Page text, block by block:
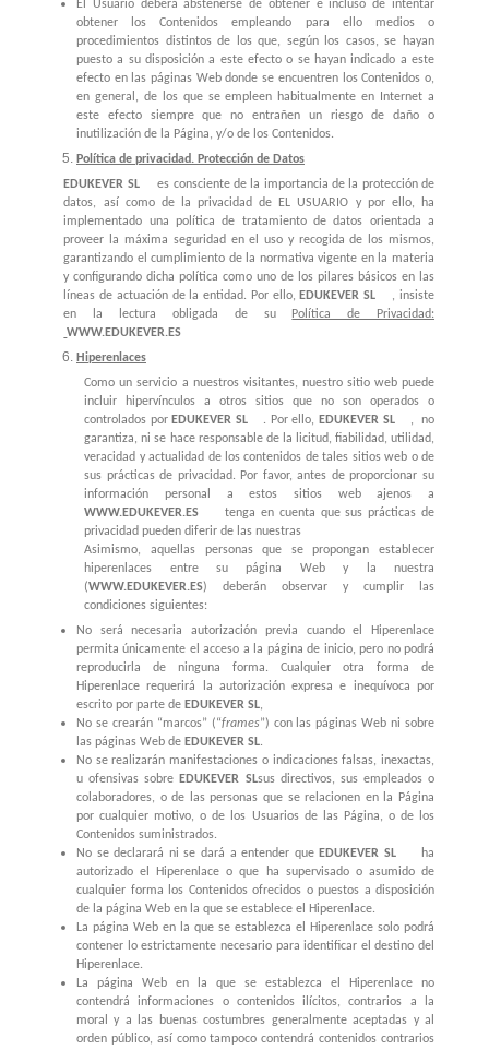
El Usuario deberá abstenerse de obtener e incluso de intentar
obtener los Contenidos empleando para ello medios o
procedimientos distintos de los que, según los casos, se hayan
puesto a su disposición a este efecto o se hayan indicado a este
efecto en las páginas Web donde se encuentren los Contenidos o,
en general, de los que se empleen habitualmente en Internet a
este efecto siempre que no entrañen un riesgo de daño o
inutilización de la Página, y/o de los Contenidos.
Política de privacidad. Protección de Datos
EDUKEVER SL
es consciente de la importancia de la protección de
datos, así como de la privacidad de EL USUARIO y por ello, ha
implementado una política de tratamiento de datos orientada a
proveer la máxima seguridad en el uso y recogida de los mismos,
garantizando el cumplimiento de la normativa vigente en la materia
y configurando dicha política como uno de los pilares básicos en las
líneas de actuación de la entidad. Por ello, EDUKEVER SL
, insiste
en la lectura obligada de su
Política de Privacidad:
WWW.EDUKEVER.ES
Hiperenlaces
Como un servicio a nuestros visitantes, nuestro sitio web puede
incluir hipervínculos a otros sitios que no son operados o
controlados por EDUKEVER SL . Por ello, EDUKEVER SL
, no
garantiza, ni se hace responsable de la licitud, fiabilidad, utilidad,
veracidad y actualidad de los contenidos de tales sitios web o de
sus prácticas de privacidad. Por favor, antes de proporcionar su
información personal a estos sitios web ajenos a
WWW.EDUKEVER.ES
tenga en cuenta que sus prácticas de
privacidad pueden diferir de las nuestras
Asimismo, aquellas personas que se propongan establecer
hiperenlaces entre su página Web y la nuestra
(WWW.EDUKEVER.ES)
deberán observar y cumplir las
condiciones siguientes:
No será necesaria autorización previa cuando el Hiperenlace
permita únicamente el acceso a la página de inicio, pero no podrá
reproducirla de ninguna forma. Cualquier otra forma de
Hiperenlace requerirá la autorización expresa e inequívoca por
escrito por parte de EDUKEVER SL,
No se crearán “marcos” (“frames”) con las páginas Web ni sobre
las páginas Web de EDUKEVER SL.
No se realizarán manifestaciones o indicaciones falsas, inexactas,
u ofensivas sobre EDUKEVER SLsus directivos, sus empleados o
colaboradores, o de las personas que se relacionen en la Página
por cualquier motivo, o de los Usuarios de las Página, o de los
Contenidos suministrados.
No se declarará ni se dará a entender que EDUKEVER SL ha
autorizado el Hiperenlace o que ha supervisado o asumido de
cualquier forma los Contenidos ofrecidos o puestos a disposición
de la página Web en la que se establece el Hiperenlace.
La página Web en la que se establezca el Hiperenlace solo podrá
contener lo estrictamente necesario para identificar el destino del
Hiperenlace.
La página Web en la que se establezca el Hiperenlace no
contendrá informaciones o contenidos ilícitos, contrarios a la
moral y a las buenas costumbres generalmente aceptadas y al
orden público, así como tampoco contendrá contenidos contrarios